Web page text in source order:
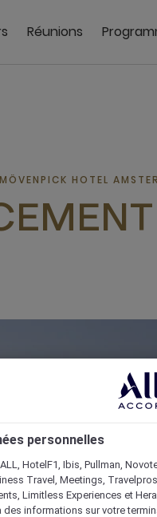
Réunions
MÖVENPICK HOTEL
personnelles
HotelF1, Ibis, Pullman,
Travel, Meetings,
Limitless Experiences et
des informations sur votre